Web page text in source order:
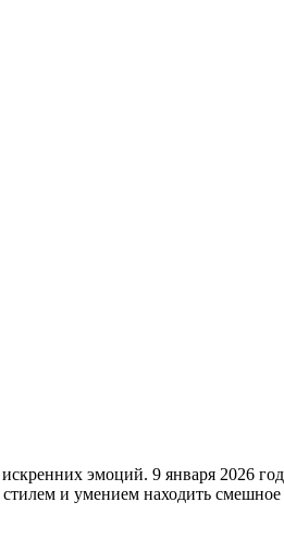
эмоций. 9 января 2026
и умением находить